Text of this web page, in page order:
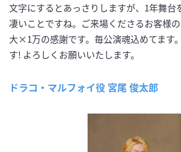
文字にするとあっさりしますが、1年舞台
凄いことですね。ご来場くださるお客様
大×1万の感謝です。毎公演魂込めてます
す! よろしくお願いいたします。
ドラコ・マルフォイ役 宮尾 俊太郎